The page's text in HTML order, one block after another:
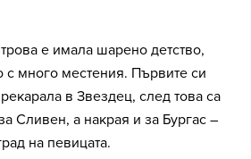
е имала шарено детство,
с много местения. Първите си
в Звездец, след това са
Сливен, а накрая и за Бургас –
на певицата.